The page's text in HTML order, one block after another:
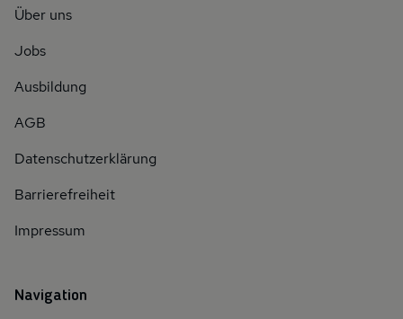
Über uns
Jobs
Ausbildung
AGB
Datenschutzerklärung
Barrierefreiheit
Impressum
Navigation